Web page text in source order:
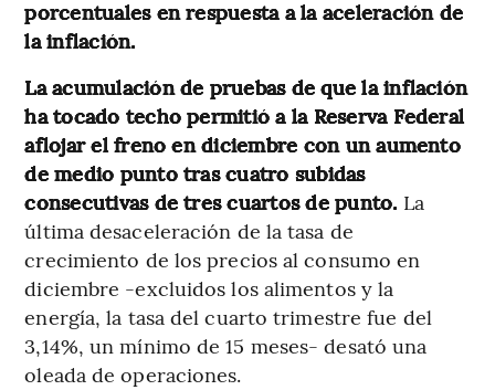
porcentuales en respuesta a la aceleración de
la inflación.
La acumulación de pruebas de que la inflación
ha tocado techo permitió a la Reserva Federal
aflojar el freno en diciembre con un aumento
de medio punto tras cuatro subidas
consecutivas de tres cuartos de punto. La
última desaceleración de la tasa de
crecimiento de los precios al consumo en
diciembre -excluidos los alimentos y la
energía, la tasa del cuarto trimestre fue del
3,14%, un mínimo de 15 meses- desató una
oleada de operaciones.